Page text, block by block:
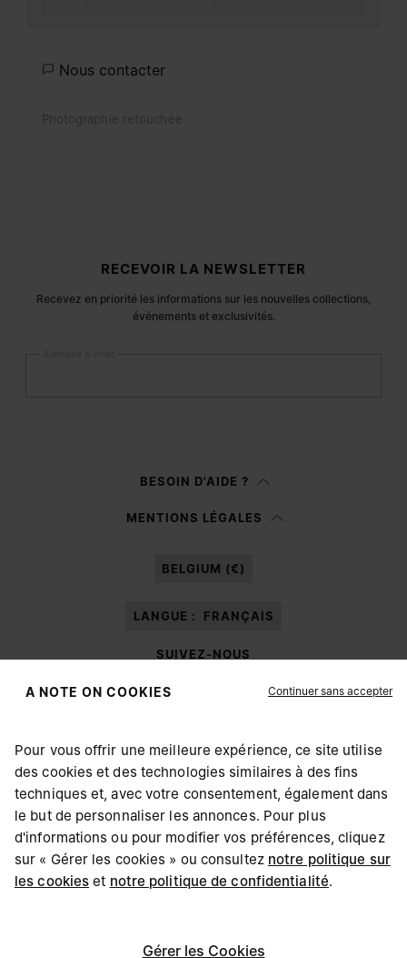
Nous contacter
RECEVOIR LA NEWSLETTER
Recevez en priorité les informations sur les nouvelles collections,
événements et exclusivités.
différents canaux de communication en ligne et hors ligne comme cela est
BESOIN D'AIDE ?
MENTIONS LÉGALES
BELGIUM (€)
LANGUE : FRANÇAIS
SUIVEZ-NOUS
Maison Margiela MM6
Maison Margiela fait partie du Groupe OTB
CHOISISSEZ VOTRE LOCALISATION
Il semblerait que vous soyez à United States. Souhaitez-
vous mettre à jour votre localisation ?
United States
A NOTE ON COOKIES Continuer sans accepter
Pour vous offrir une meilleure expérience, ce site utilise
des cookies et des technologies similaires à des fins
techniques et, avec votre consentement, également dans
le but de personnaliser les annonces. Pour plus
d'informations ou pour modifier vos préférences, cliquez
sur « Gérer les cookies » ou consultez notre politique sur
les cookies et notre politique de confidentialité.
Gérer les Cookies